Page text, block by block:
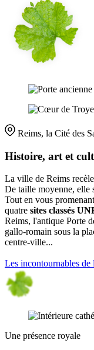
Reims, la Cité des
Histoire, art et
La ville de Reims
De taille moyenne, elle
Tout en vous
quatre sites classés
Reims, l'antique Porte
gallo-romain sous la
centre-ville...
Les incontournables
Une présence royale